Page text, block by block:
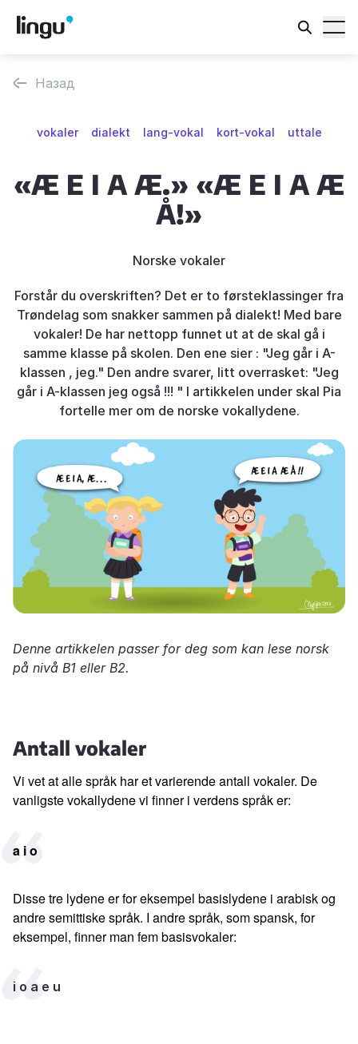
Назад
vokaler dialekt lang-vokal kort-vokal uttale
«Æ E I A Æ.» «Æ E I A Æ
Å!»
Norske vokaler
Forstår du overskriften? Det er to førsteklassinger fra
Trøndelag som snakker sammen på dialekt! Med bare
vokaler! De har nettopp funnet ut at de skal gå i
samme klasse på skolen. Den ene sier : "Jeg går i A-
klassen , jeg." Den andre svarer, litt overrasket: "Jeg
går i A-klassen jeg også !!! " I artikkelen under skal Pia
fortelle mer om de norske vokallydene.
Denne artikkelen passer for deg som kan lese norsk
på nivå B1 eller B2.
Antall vokaler
Vi vet at alle språk har et varierende antall vokaler. De
vanligste vokallydene vi finner i verdens språk er:
a i o
Disse tre lydene er for eksempel basislydene i arabisk og
andre semittiske språk. I andre språk, som spansk, for
eksempel, finner man fem basisvokaler:
i o a e u